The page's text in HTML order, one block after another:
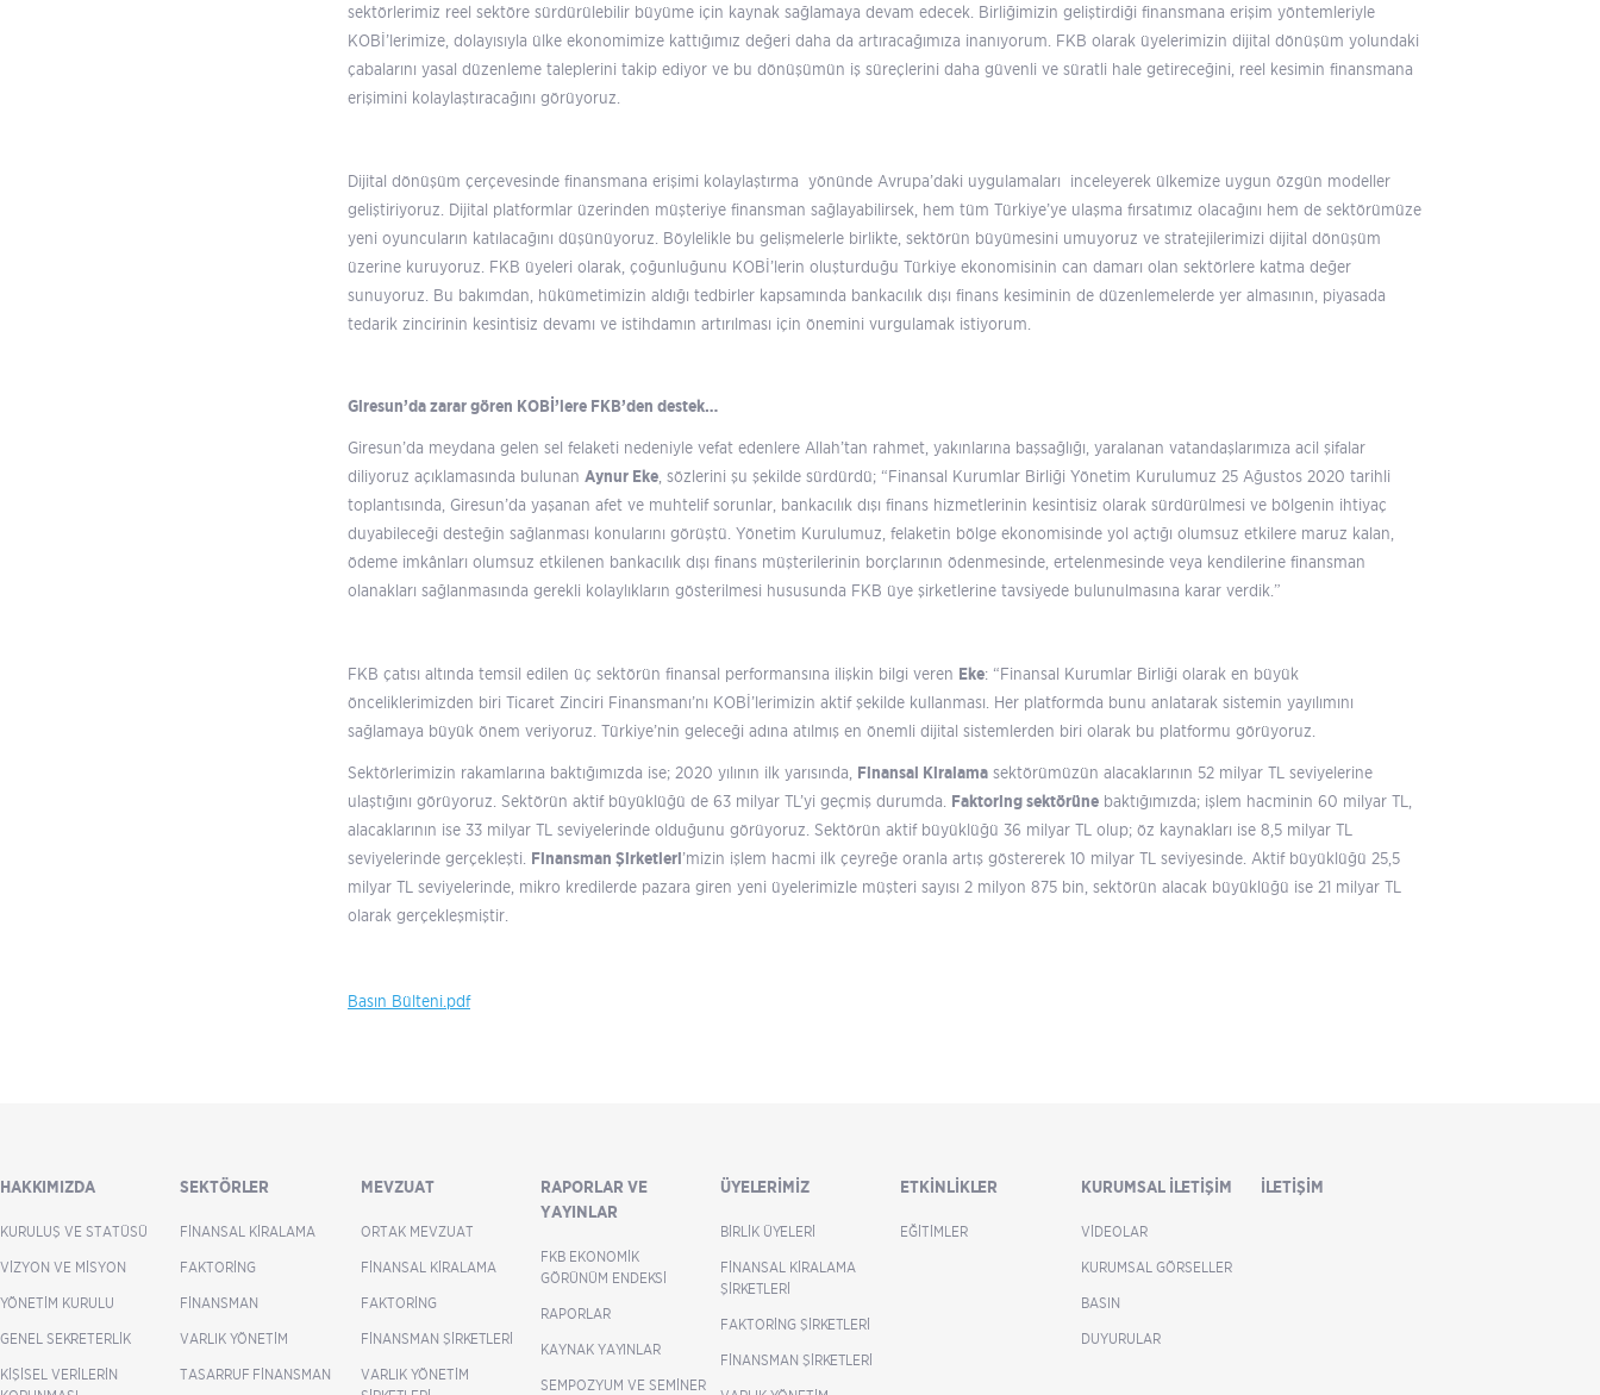
sektörlerimiz reel sektöre sürdürülebilir büyüme için kaynak sağlamaya devam edecek. Birliğimizin geliştirdiği finansmana erişim yöntemleriyle
KOBİ’lerimize, dolayısıyla ülke ekonomimize kattığımız değeri daha da artıracağımıza inanıyorum. FKB olarak üyelerimizin dijital dönüşüm yolundaki
çabalarını yasal düzenleme taleplerini takip ediyor ve bu dönüşümün iş süreçlerini daha güvenli ve süratli hale getireceğini, reel kesimin finansmana
erişimini kolaylaştıracağını görüyoruz.
Dijital dönüşüm çerçevesinde finansmana erişimi kolaylaştırma yönünde Avrupa’daki uygulamaları inceleyerek ülkemize uygun özgün modeller
geliştiriyoruz. Dijital platformlar üzerinden müşteriye finansman sağlayabilirsek, hem tüm Türkiye’ye ulaşma fırsatımız olacağını hem de sektörümüze
yeni oyuncuların katılacağını düşünüyoruz. Böylelikle bu gelişmelerle birlikte, sektörün büyümesini umuyoruz ve stratejilerimizi dijital dönüşüm
üzerine kuruyoruz. FKB üyeleri olarak, çoğunluğunu KOBİ’lerin oluşturduğu Türkiye ekonomisinin can damarı olan sektörlere katma değer
sunuyoruz. Bu bakımdan, hükümetimizin aldığı tedbirler kapsamında bankacılık dışı finans kesiminin de düzenlemelerde yer almasının, piyasada
tedarik zincirinin kesintisiz devamı ve istihdamın artırılması için önemini vurgulamak istiyorum.
Giresun’da zarar gören KOBİ’lere FKB’den destek…
Giresun’da meydana gelen sel felaketi nedeniyle vefat edenlere Allah’tan rahmet, yakınlarına başsağlığı, yaralanan vatandaşlarımıza acil şifalar
diliyoruz açıklamasında bulunan Aynur Eke , sözlerini şu şekilde sürdürdü; “Finansal Kurumlar Birliği Yönetim Kurulumuz 25 Ağustos 2020 tarihli
toplantısında, Giresun’da yaşanan afet ve muhtelif sorunlar, bankacılık dışı finans hizmetlerinin kesintisiz olarak sürdürülmesi ve bölgenin ihtiyaç
duyabileceği desteğin sağlanması konularını görüştü. Yönetim Kurulumuz, felaketin bölge ekonomisinde yol açtığı olumsuz etkilere maruz kalan,
ödeme imkânları olumsuz etkilenen bankacılık dışı finans müşterilerinin borçlarının ödenmesinde, ertelenmesinde veya kendilerine finansman
olanakları sağlanmasında gerekli kolaylıkların gösterilmesi hususunda FKB üye şirketlerine tavsiyede bulunulmasına karar verdik.”
FKB çatısı altında temsil edilen üç sektörün finansal performansına ilişkin bilgi veren Eke: “Finansal Kurumlar Birliği olarak en büyük
önceliklerimizden biri Ticaret Zinciri Finansmanı’nı KOBİ’lerimizin aktif şekilde kullanması. Her platformda bunu anlatarak sistemin yayılımını
sağlamaya büyük önem veriyoruz. Türkiye’nin geleceği adına atılmış en önemli dijital sistemlerden biri olarak bu platformu görüyoruz.
Sektörlerimizin rakamlarına baktığımızda ise; 2020 yılının ilk yarısında, Finansal Kiralama sektörümüzün alacaklarının 52 milyar TL seviyelerine
ulaştığını görüyoruz. Sektörün aktif büyüklüğü de 63 milyar TL’yi geçmiş durumda. Faktoring sektörüne baktığımızda; işlem hacminin 60 milyar TL,
alacaklarının ise 33 milyar TL seviyelerinde olduğunu görüyoruz. Sektörün aktif büyüklüğü 36 milyar TL olup; öz kaynakları ise 8,5 milyar TL
seviyelerinde gerçekleşti. Finansman Şirketleri’mizin işlem hacmi ilk çeyreğe oranla artış göstererek 10 milyar TL seviyesinde. Aktif büyüklüğü 25,5
milyar TL seviyelerinde, mikro kredilerde pazara giren yeni üyelerimizle müşteri sayısı 2 milyon 875 bin, sektörün alacak büyüklüğü ise 21 milyar TL
olarak gerçekleşmiştir.
Basın Bülteni.pdf
HAKKIMIZDA
KURULUŞ VE STATÜSÜ
VIZYON VE MISYON
YÖNETIM KURULU
GENEL SEKRETERLIK
KIŞISEL VERILERIN
SEKTÖRLER
FINANSAL KIRALAMA
FAKTORING
FINANSMAN
VARLIK YÖNETIM
TASARRUF FINANSMAN
MEVZUAT
ORTAK MEVZUAT
FINANSAL KIRALAMA
FAKTORING
FINANSMAN ŞIRKETLERI
VARLIK YÖNETIM
RAPORLAR VE
YAYINLAR
FKB EKONOMIK
GÖRÜNÜM ENDEKSI
RAPORLAR
KAYNAK YAYINLAR
SEMPOZYUM VE SEMINER
ÜYELERIMIZ
BIRLIK ÜYELERI
FINANSAL KIRALAMA
ŞIRKETLERI
FAKTORING ŞIRKETLERI
FINANSMAN ŞIRKETLERI
ETKINLIKLER
EĞITIMLER
KURUMSAL İLETIŞIM
VIDEOLAR
KURUMSAL GÖRSELLER
BASIN
DUYURULAR
İLETIŞIM